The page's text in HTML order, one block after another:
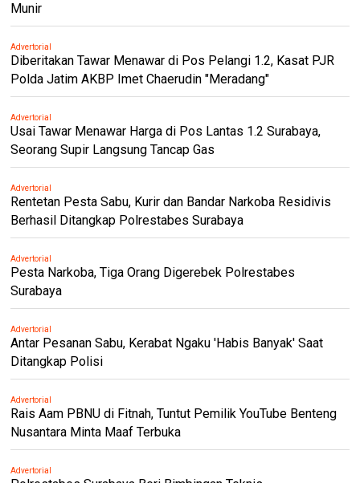
Munir
Advertorial
Diberitakan Tawar Menawar di Pos Pelangi 1.2, Kasat PJR
Polda Jatim AKBP Imet Chaerudin "Meradang"
Advertorial
Usai Tawar Menawar Harga di Pos Lantas 1.2 Surabaya,
Seorang Supir Langsung Tancap Gas
Advertorial
Rentetan Pesta Sabu, Kurir dan Bandar Narkoba Residivis
Berhasil Ditangkap Polrestabes Surabaya
Advertorial
Pesta Narkoba, Tiga Orang Digerebek Polrestabes
Surabaya
Advertorial
Antar Pesanan Sabu, Kerabat Ngaku 'Habis Banyak' Saat
Ditangkap Polisi
Advertorial
Rais Aam PBNU di Fitnah, Tuntut Pemilik YouTube Benteng
Nusantara Minta Maaf Terbuka
Advertorial